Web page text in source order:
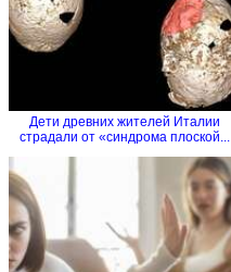
Дети древних жителей Италии
страдали от «синдрома плоской...